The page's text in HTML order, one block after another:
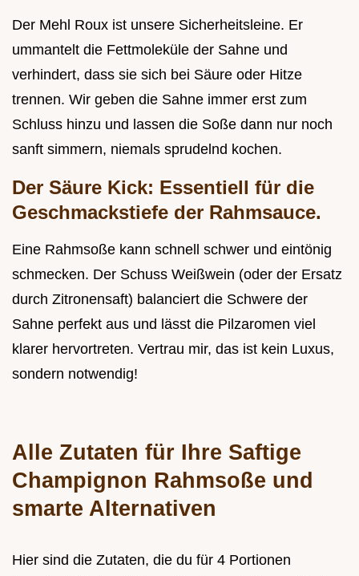
Der Mehl Roux ist unsere Sicherheitsleine. Er
ummantelt die Fettmoleküle der Sahne und
verhindert, dass sie sich bei Säure oder Hitze
trennen. Wir geben die Sahne immer erst zum
Schluss hinzu und lassen die Soße dann nur noch
sanft simmern, niemals sprudelnd kochen.
Der Säure Kick: Essentiell für die
Geschmackstiefe der Rahmsauce.
Eine Rahmsoße kann schnell schwer und eintönig
schmecken. Der Schuss Weißwein (oder der Ersatz
durch Zitronensaft) balanciert die Schwere der
Sahne perfekt aus und lässt die Pilzaromen viel
klarer hervortreten. Vertrau mir, das ist kein Luxus,
sondern notwendig!
Alle Zutaten für Ihre Saftige
Champignon Rahmsoße und
smarte Alternativen
Hier sind die Zutaten, die du für 4 Portionen